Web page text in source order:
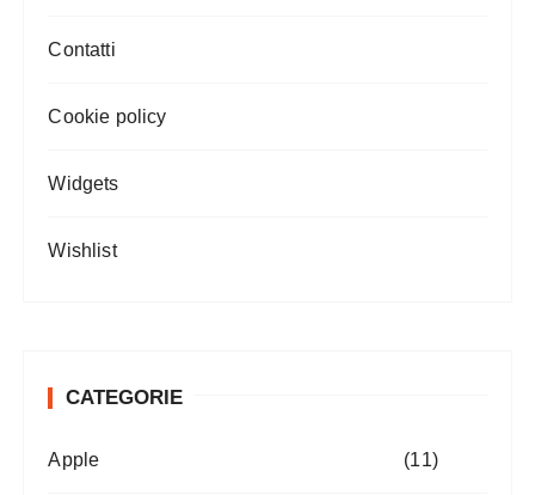
Contatti
Cookie policy
Widgets
Wishlist
CATEGORIE
Apple (11)